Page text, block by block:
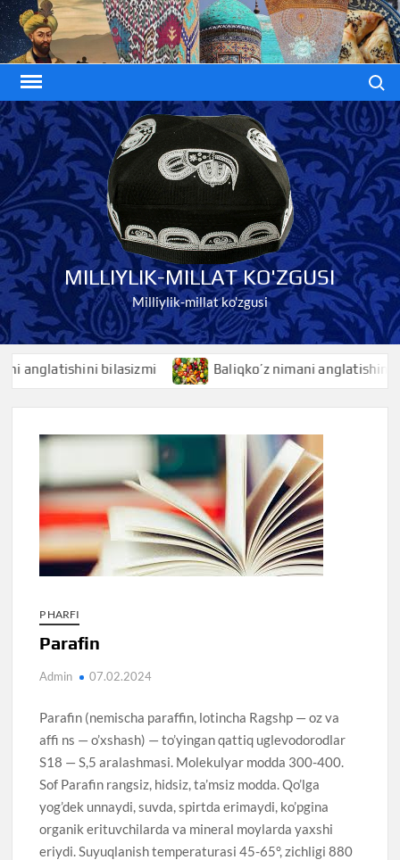
Skip
to
content
MILLIYLIK-MILLAT KO'ZGUSI
Milliylik-millat ko'zgusi
bilasizmi Baliqko’z nimani anglatishini
P HARFI
Parafin
Admin 07.02.2024
Parafin (nemischa paraffin, lotincha Ragshp — oz va
affi ns — o’xshash) — to’yingan qattiq uglevodorodlar
S18 — S,5 aralashmasi. Molekulyar modda 300-400.
Sof Parafin rangsiz, hidsiz, ta’msiz modda. Qo’lga
yog’dek unnaydi, suvda, spirtda erimaydi, ko’pgina
organik erituvchilarda va mineral moylarda yaxshi
eriydi. Suyuqlanish temperaturasi 45-65°, zichligi 880